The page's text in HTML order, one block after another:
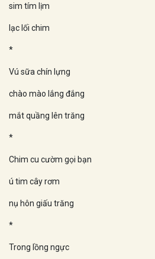
sim tím lịm
lạc lối chim
*
Vú sữa chín lựng
chào mào lắng đắng
mắt quầng lên trăng
*
Chim cu cườm gọi bạn
ú tim cây rơm
nụ hôn giấu trăng
*
Trong lồng ngực